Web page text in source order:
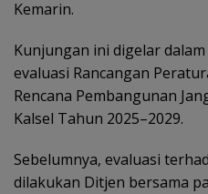
Kemarin.
Kunjungan ini digelar
evaluasi Rancangan
Rencana Pembangunan
Kalsel Tahun 2025–2029.
Sebelumnya, evaluasi
dilakukan Ditjen bersama